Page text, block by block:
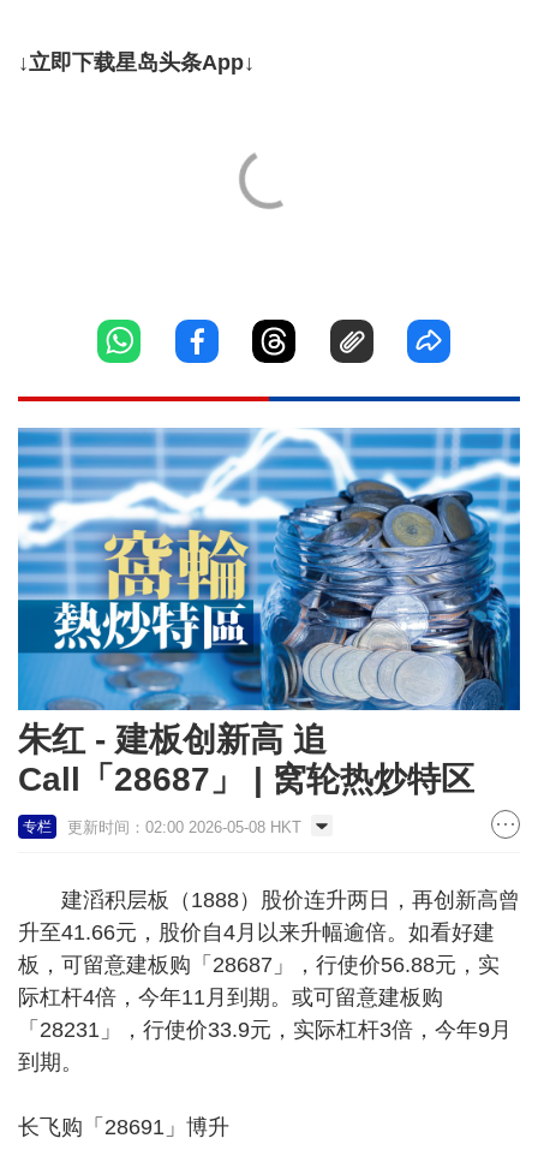
↓立即下载星岛头条App↓
朱红 - 建板创新高 追
Call「28687」 | 窝轮热炒特区
专栏 更新时间：02:00 2026-05-08 HKT
建滔积层板（1888）股价连升两日，再创新高曾
升至41.66元，股价自4月以来升幅逾倍。如看好建
板，可留意建板购「28687」，行使价56.88元，实
际杠杆4倍，今年11月到期。或可留意建板购
「28231」，行使价33.9元，实际杠杆3倍，今年9月
到期。
长飞购「28691」博升